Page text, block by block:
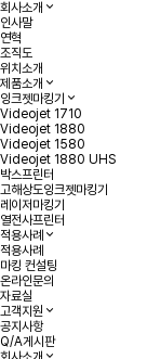
회사소개
인사말
연혁
조직도
위치소개
제품소개
잉크젯마킹기
Videojet 1710
Videojet 1880
Videojet 1580
Videojet 1880 UHS
박스프린터
고해상도잉크젯마킹기
레이저마킹기
열전사프린터
적용사례
적용사례
마킹 컨설팅
온라인문의
자료실
고객지원
공지사항
Q/A게시판